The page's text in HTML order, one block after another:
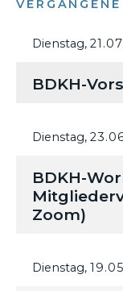
Dienstag,
BDKH-
Dienstag,
BDKH-
Zoom)
Dienstag,